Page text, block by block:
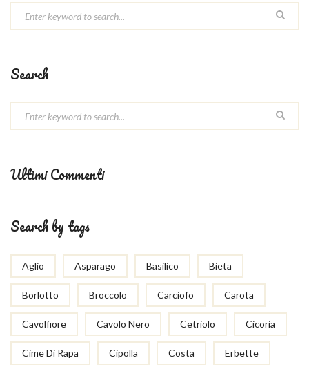
Search
Ultimi Commenti
Search by tags
Aglio Asparago Basilico Bieta
Borlotto Broccolo Carciofo Carota
Cavolfiore Cavolo Nero Cetriolo Cicoria
Cime Di Rapa Cipolla Costa Erbette